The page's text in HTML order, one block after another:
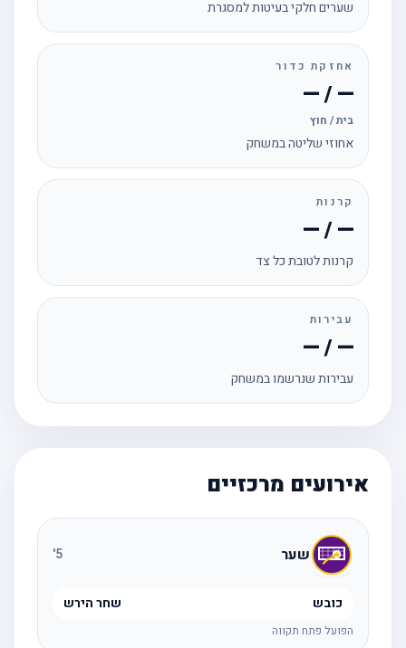
שערים חלקי בעיטות למסגרת
אחזקת כדור
— / —
בית / חוץ
אחוזי שליטה במשחק
קרנות
— / —
קרנות לטובת כל צד
עבירות
— / —
עבירות שנרשמו במשחק
אירועים מרכזיים
שער
כובש שחר הירש
הפועל פתח תקווה